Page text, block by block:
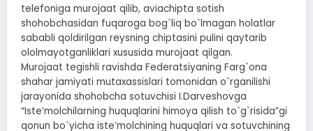
telefoniga murojaat qilib, aviachipta sotish
shohobchasidan fuqaroga bog`liq bo`lmagan holatlar
sababli qoldirilgan reysning chiptasini pulini qaytarib
ololmayotganliklari xususida murojaat qilgan.
Murojaat tegishli ravishda Federatsiyaning Farg`ona
shahar jamiyati mutaxassislari tomonidan o`rganilishi
jarayonida shohobcha sotuvchisi I.Darveshovga
“Isteʼmolchilarning huquqlarini himoya qilish to`g`risida”gi
qonun bo`yicha isteʼmolchining huquqlari va sotuvchining